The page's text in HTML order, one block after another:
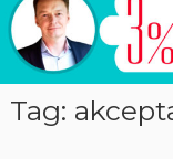
e
n
Tag: